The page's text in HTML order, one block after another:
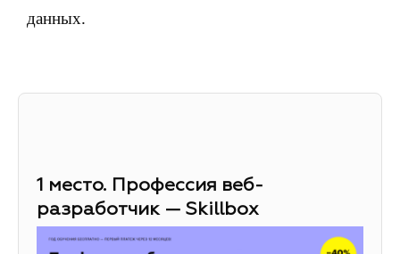
данных.
1 место. Профессия веб-
разработчик — Skillbox